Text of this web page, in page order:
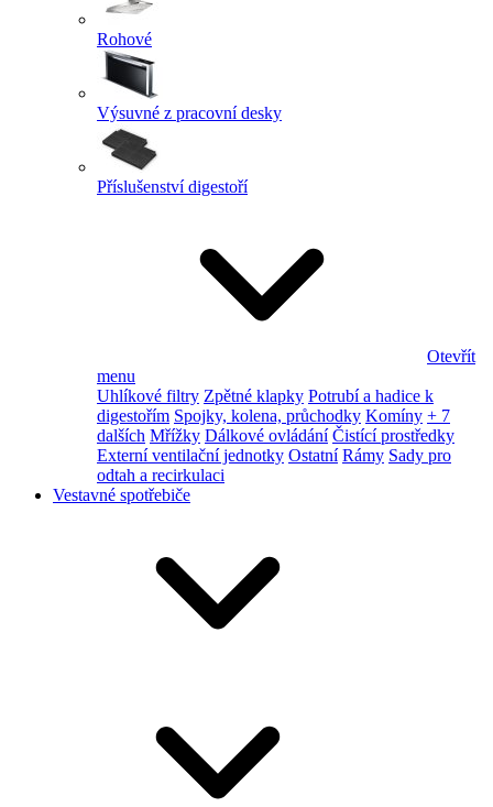
Rohové
Výsuvné z pracovní desky
Příslušenství digestoří
Otevřít
menu
Uhlíkové filtry Zpětné klapky Potrubí a hadice k
digestořím Spojky, kolena, průchodky Komíny + 7
dalších Mřížky Dálkové ovládání Čistící prostředky
Externí ventilační jednotky Ostatní Rámy Sady pro
odtah a recirkulaci
Vestavné spotřebiče